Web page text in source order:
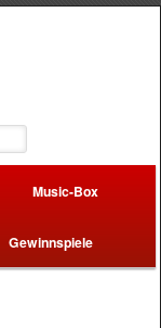
Music-Box
Gewinnspiele